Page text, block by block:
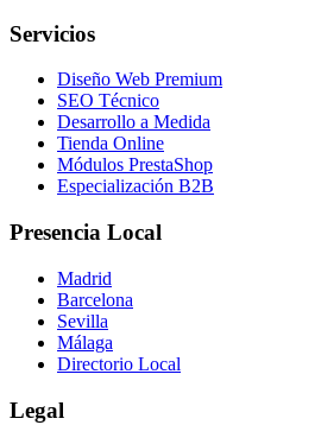
Servicios
Diseño Web Premium
SEO Técnico
Desarrollo a Medida
Tienda Online
Módulos PrestaShop
Especialización B2B
Presencia Local
Madrid
Barcelona
Sevilla
Málaga
Directorio Local
Legal